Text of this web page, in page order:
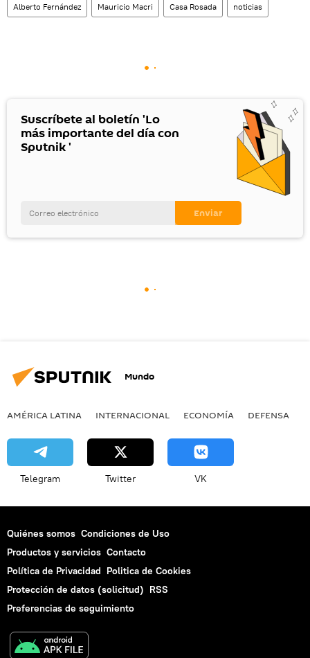
Alberto Fernández Mauricio Macri Casa Rosada noticias
Suscríbete al boletín 'Lo
más importante del día con
Sputnik '
Mundo
AMÉRICA LATINA INTERNACIONAL ECONOMÍA DEFENSA
Telegram Twitter VK
Quiénes somos Condiciones de Uso
Productos y servicios Contacto
Política de Privacidad Politica de Cookies
Protección de datos (solicitud) RSS
Preferencias de seguimiento